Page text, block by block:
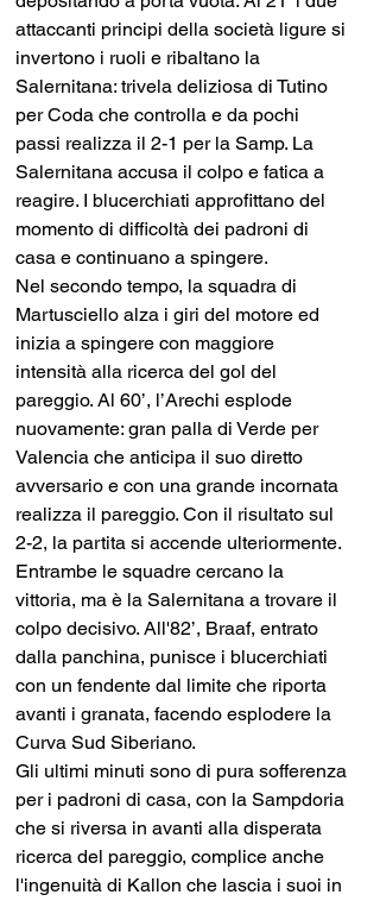
attaccanti principi della società ligure si
invertono i ruoli e ribaltano la
Salernitana: trivela deliziosa di Tutino
per Coda che controlla e da pochi
passi realizza il 2-1 per la Samp. La
Salernitana accusa il colpo e fatica a
reagire. I blucerchiati approfittano del
momento di difficoltà dei padroni di
casa e continuano a spingere.
Nel secondo tempo, la squadra di
Martusciello alza i giri del motore ed
inizia a spingere con maggiore
intensità alla ricerca del gol del
pareggio. Al 60’, l’Arechi esplode
nuovamente: gran palla di Verde per
Valencia che anticipa il suo diretto
avversario e con una grande incornata
realizza il pareggio. Con il risultato sul
2-2, la partita si accende ulteriormente.
Entrambe le squadre cercano la
vittoria, ma è la Salernitana a trovare il
colpo decisivo. All'82’, Braaf, entrato
dalla panchina, punisce i blucerchiati
con un fendente dal limite che riporta
avanti i granata, facendo esplodere la
Curva Sud Siberiano.
Gli ultimi minuti sono di pura sofferenza
per i padroni di casa, con la Sampdoria
che si riversa in avanti alla disperata
ricerca del pareggio, complice anche
l'ingenuità di Kallon che lascia i suoi in